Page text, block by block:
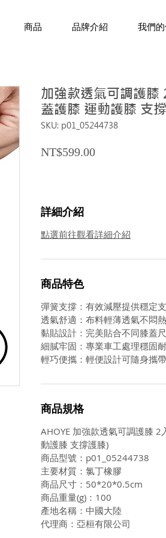
商品 品牌介紹 我們
加強款透氣可調護膝
蓋護膝 運動護膝 支
SKU: p01_05244738
NT$599.00Price
詳細介紹
點選前往觀看詳細介紹
商品特色
彈簧支撐：有效減壓提供穩定
透氣舒適：布料輕薄透氣不悶熱
黏貼設計：完美貼合不同膝蓋
細膩牢固：專業車工處理穩固
輕巧便攜：輕便設計可隨身攜帶
商品規格
AHOYE 加強款透氣可調護膝 2
動護膝 支撐護膝)
商品型號：p01_05244738
主要材質：氯丁橡膠
商品尺寸：50*20*0.5cm
商品重量(g)：100
產地名稱：中國大陸
代理商：亞桓有限公司